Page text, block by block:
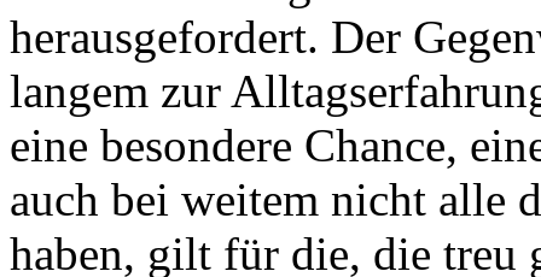
herausgefordert. Der
langem zur
eine besondere Chance,
auch bei weitem nicht alle
haben, gilt für die, die treu